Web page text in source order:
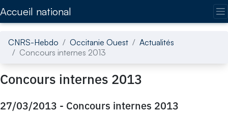
Accueil national
CNRS-Hebdo Occitanie Ouest
Actualités
Concours internes 2013
Concours internes 2013
27/03/2013 - Concours internes 2013